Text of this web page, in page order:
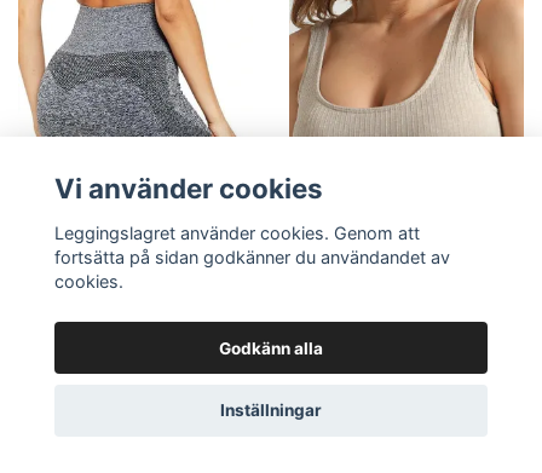
Grå Fitness shorts med hög
midja Träning Yoga med bra
149.00 kr
topp
Vi använder cookies
Leggingslagret använder cookies. Genom att
fortsätta på sidan godkänner du användandet av
cookies.
Godkänn alla
Inställningar